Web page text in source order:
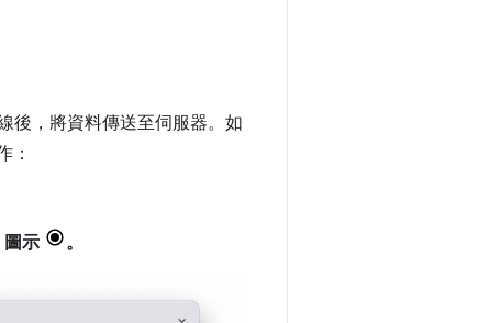
後，將資料傳送至伺服器。如
：
圖示 。